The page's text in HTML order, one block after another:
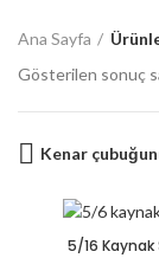
Ana Sayfa
Gösterilen sonuç
Kenar
5/16 Kaynak